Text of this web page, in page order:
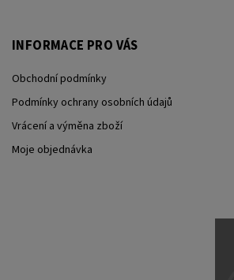
INFORMACE PRO VÁS
Obchodní podmínky
Podmínky ochrany osobních údajů
Vrácení a výměna zboží
Moje objednávka